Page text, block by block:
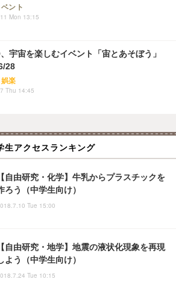
ント
Mon 13:15
宇宙を楽しむイベント「宙とあそぼう」
28
楽
Thu 14:45
生アクセスランキング
【自由研究・化学】牛乳からプラスチックを
ろう（中学生向け）
Tue 15:00
【自由研究・地学】地震の液状化現象を再現
よう（中学生向け）
Tue 10:15